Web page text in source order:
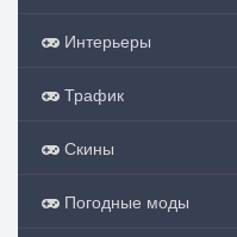
Интерьеры
Трафик
Скины
Погодные моды